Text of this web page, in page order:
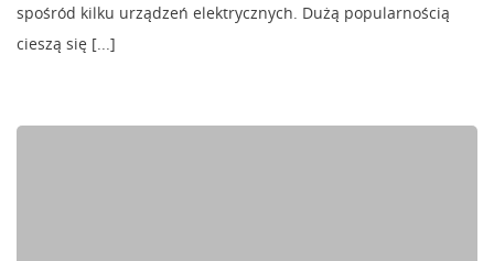
spośród kilku urządzeń elektrycznych. Dużą popularnością
cieszą się [...]